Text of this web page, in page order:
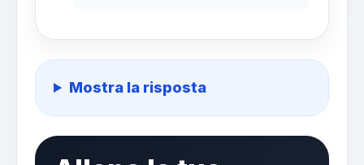
Mostra la risposta